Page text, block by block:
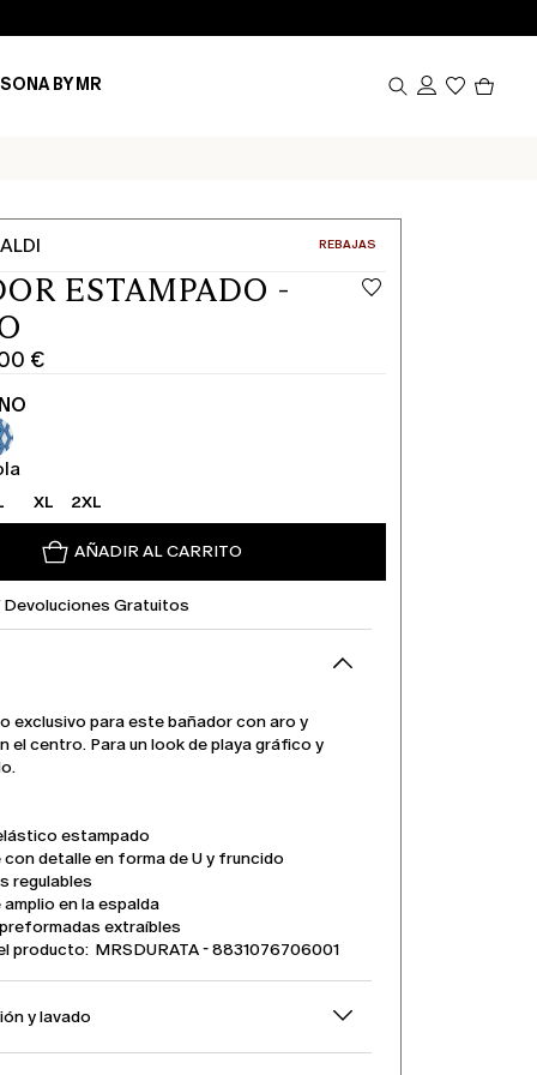
BY MR
CATEGORÍA:
REBAJAS
ESTAMPADO -
€
XL 2XL
AÑADIR AL CARRITO
Devoluciones Gratuitos
exclusivo para este bañador con aro y
el centro. Para un look de playa gráfico y
estampado
detalle en forma de U y fruncido
regulables
en la espalda
extraíbles
producto: MRSDURATA - 8831076706001
y lavado